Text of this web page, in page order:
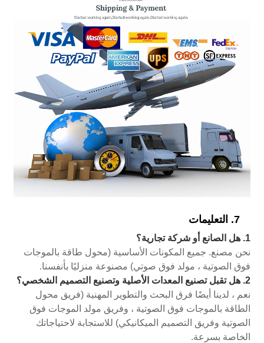
7. التعليمات
1. هل الصانع أو شركة تجارية؟
نحن مصنع. جميع المكونات الأساسية (محول طاقة بالموجات
فوق الصوتية ، مولد فوق صوتي) مصنوعة منزليًا بأنفسنا.
2. هل تقبل تصنيع المعدات الأصلية وتصنيع التصميم الشخصي؟
نعم ، لدينا أيضًا فرق البحث والتطوير المهنية (فريق محول
الطاقة بالموجات فوق الصوتية ، وفريق مولد الموجات فوق
الصوتية وفريق التصميم الميكانيكي) للاستجابة لاحتياجاتك
الخاصة بسرعة.